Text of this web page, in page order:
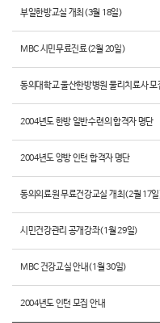
부일한방교실 개최(3월 18일)
MBC 시민무료진료(2월 20일)
동의대학교 울산한방병원 물리치료사 모
2004년도 한방 일반수련의 합격자 명단
2004년도 양방 인턴 합격자 명단
동의의료원 무료건강교실 개최(2월 17
시민건강관리 공개강좌(1월 29일)
MBC 건강교실 안내(1월 30일)
2004년도 인턴 모집 안내